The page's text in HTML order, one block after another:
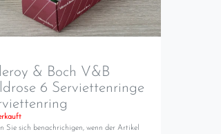
& Boch V&B
6 Serviettenringe
Sie sich benachrichigen, wenn der Artikel